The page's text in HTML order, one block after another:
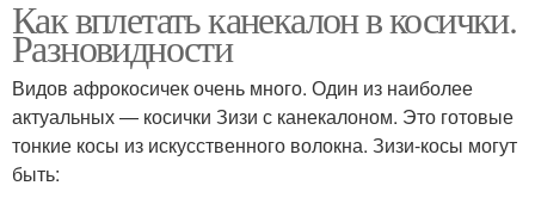
Как вплетать канекалон в косички.
Разновидности
Видов афрокосичек очень много. Один из наиболее
актуальных — косички Зизи с канекалоном. Это готовые
тонкие косы из искусственного волокна. Зизи-косы могут
быть: